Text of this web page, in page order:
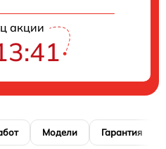
акции
Модели Гарантия